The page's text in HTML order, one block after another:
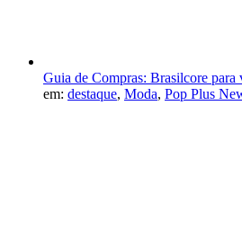
Guia de Compras: Brasilcore para
em: destaque, Moda, Pop Plus